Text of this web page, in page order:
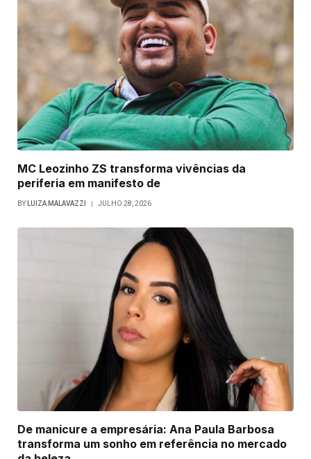
MC Leozinho ZS transforma vivências da
periferia em manifesto de
BY LUIZA MALAVAZZI JULHO 28, 2026
De manicure a empresária: Ana Paula Barbosa
transforma um sonho em referência no mercado